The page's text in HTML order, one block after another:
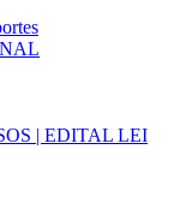
| EDITAL LEI